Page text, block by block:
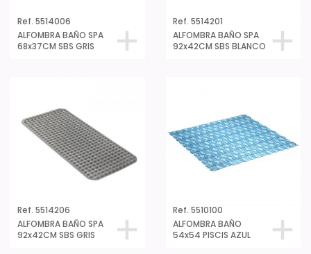
Ref. 5514006
ALFOMBRA BAÑO SPA
68x37CM SBS GRIS
Ref. 5514201
ALFOMBRA BAÑO SPA
92x42CM SBS BLANCO
Ref. 5514206
ALFOMBRA BAÑO SPA
92x42CM SBS GRIS
Ref. 5510100
ALFOMBRA BAÑO
54x54 PISCIS AZUL